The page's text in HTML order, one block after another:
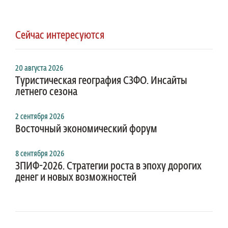
Сейчас интересуются
20 августа 2026
Туристическая география СЗФО. Инсайты
летнего сезона
2 сентября 2026
Восточный экономический форум
8 сентября 2026
ЗПИФ-2026. Стратегии роста в эпоху дорогих
денег и новых возможностей